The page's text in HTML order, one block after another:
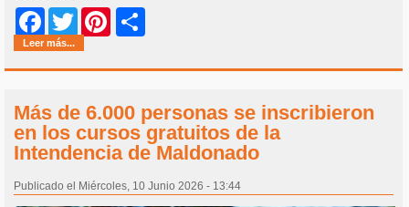
Facebook
Twitter Pinterest
Leer más...
Más de 6.000 personas se inscribieron
en los cursos gratuitos de la
Intendencia de Maldonado
Publicado el Miércoles, 10 Junio 2026 - 13:44